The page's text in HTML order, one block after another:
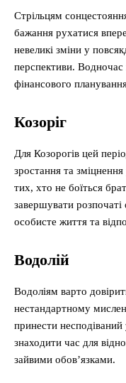
Стрільцям
бажання рухатися
невеликі зміни у
перспективи.
фінансового
Козоріг
Для Козорогів цей
зростання та
тих, хто не боїться
завершувати
особисте життя та
Водолій
Водоліям варто
нестандартному
принести
знаходити час для
зайвими обов’язками.